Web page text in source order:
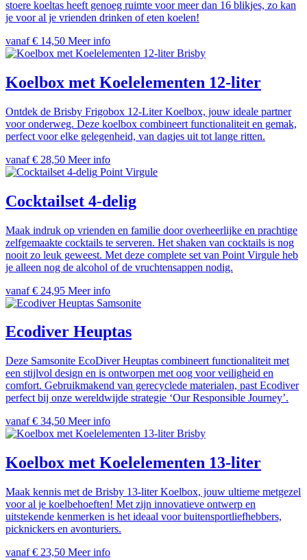
stoere koeltas heeft genoeg ruimte voor meer dan 16 blikjes, zo kan
je voor al je vrienden drinken of eten koelen!
vanaf € 14,50 Meer info
Brisby
Koelbox met Koelelementen 12-liter
Ontdek de Brisby Frigobox 12-Liter Koelbox, jouw ideale partner
voor onderweg. Deze koelbox combineert functionaliteit en gemak,
perfect voor elke gelegenheid, van dagjes uit tot lange ritten.
vanaf € 28,50 Meer info
Point Virgule
Cocktailset 4-delig
Maak indruk op vrienden en familie door overheerlijke en prachtige
zelfgemaakte cocktails te serveren. Het shaken van cocktails is nog
nooit zo leuk geweest. Met deze complete set van Point Virgule heb
je alleen nog de alcohol of de vruchtensappen nodig.
vanaf € 24,95 Meer info
Samsonite
Ecodiver Heuptas
Deze Samsonite EcoDiver Heuptas combineert functionaliteit met
een stijlvol design en is ontworpen met oog voor veiligheid en
comfort. Gebruikmakend van gerecyclede materialen, past Ecodiver
perfect bij onze wereldwijde strategie ‘Our Responsible Journey’.
vanaf € 34,50 Meer info
Brisby
Koelbox met Koelelementen 13-liter
Maak kennis met de Brisby 13-liter Koelbox, jouw ultieme metgezel
voor al je koelbehoeften! Met zijn innovatieve ontwerp en
uitstekende kenmerken is het ideaal voor buitensportliefhebbers,
picknickers en avonturiers.
vanaf € 23,50 Meer info